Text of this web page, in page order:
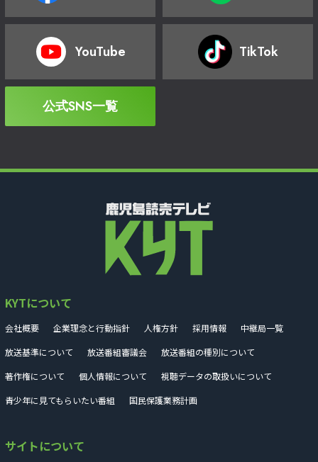
YouTube TikTok
公式SNS一覧
KYTについて
会社概要 企業理念と行動指針 人権方針 採用情報
中継局一覧
放送基準について
放送番組審議会
放送番組の種別について
著作権について
個人情報について
視聴データの取扱いについて
青少年に見てもらいたい番組
国民保護業務計画
サイトについて